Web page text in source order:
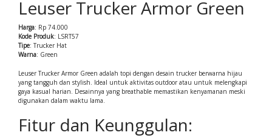
Leuser Trucker Armor Green
Harga: Rp 74.000
Kode Produk: LSRT57
Tipe: Trucker Hat
Warna: Green
Leuser Trucker Armor Green adalah topi dengan desain trucker berwarna hijau
yang tangguh dan stylish. Ideal untuk aktivitas outdoor atau untuk melengkapi
gaya kasual harian. Desainnya yang breathable memastikan kenyamanan meski
digunakan dalam waktu lama.
Fitur dan Keunggulan: